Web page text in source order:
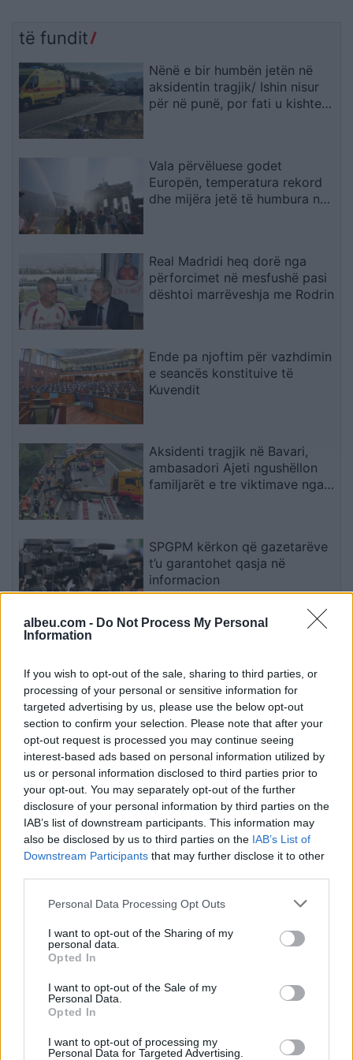
albeu.com - Do Not Process My Personal
Information
If you wish to opt-out of the sale, sharing to third parties, or
processing of your personal or sensitive information for
targeted advertising by us, please use the below opt-out
section to confirm your selection. Please note that after your
opt-out request is processed you may continue seeing
interest-based ads based on personal information utilized by
us or personal information disclosed to third parties prior to
your opt-out. You may separately opt-out of the further
disclosure of your personal information by third parties on the
IAB’s list of downstream participants. This information may
also be disclosed by us to third parties on the IAB’s List of
Downstream Participants that may further disclose it to other
Personal Data Processing Opt Outs
I want to opt-out of the Sharing of my
personal data.
Opted In
I want to opt-out of the Sale of my
Personal Data.
Opted In
I want to opt-out of processing my
Personal Data for Targeted Advertising.
të fundit
Nënë e bir humbën jetën në
aksidentin tragjik/ Ishin nisur
për në punë, por fati u kishte
Vala përvëluese godet
Europën, temperatura rekord
dhe mijëra jetë të humbura nga
Real Madridi heq dorë nga
përforcimet në mesfushë pasi
dështoi marrëveshja me Rodrin
Ende pa njoftim për vazhdimin
e seancës konstituive të
Kuvendit
Aksidenti tragjik në Bavari,
ambasadori Ajeti ngushëllon
familjarët e tre viktimave nga
SPGPM kërkon që gazetarëve
t’u garantohet qasja në
informacion
Esim for Global
Esim for USA|Esim for Italy| Esim for Spain|Esim